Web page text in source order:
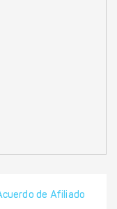
de Afiliado